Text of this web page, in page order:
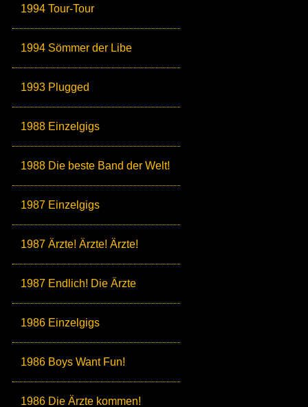
1994 Tour-Tour
1994 Sömmer der Libe
1993 Plugged
1988 Einzelgigs
1988 Die beste Band der Welt!
1987 Einzelgigs
1987 Ärzte! Ärzte! Ärzte!
1987 Endlich! Die Ärzte
1986 Einzelgigs
1986 Boys Want Fun!
1986 Die Ärzte kommen!